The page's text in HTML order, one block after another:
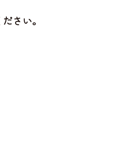
さい。